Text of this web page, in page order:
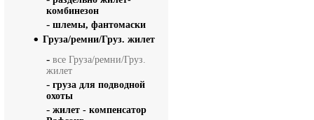
комбинезон
- шлемы, фантомаски
Груза/ремни/Груз. жилет
- все Груза/ремни/Груз.
жилет
- груза для подводной
охоты
- жилет - компенсатор